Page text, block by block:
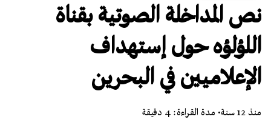
نص المداخلة الصوتية بقناة
اللؤلؤه حول إستهداف
الإعلاميين في البحرين
منذ 12 سنة • مدة القراءة: 4 دقيقة